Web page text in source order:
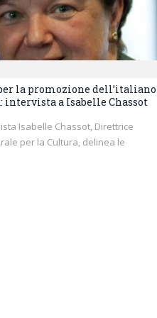
la promozione dell’italiano
intervista a Isabelle Chassot
Isabelle Chassot, Direttrice
per la Cultura, delinea le